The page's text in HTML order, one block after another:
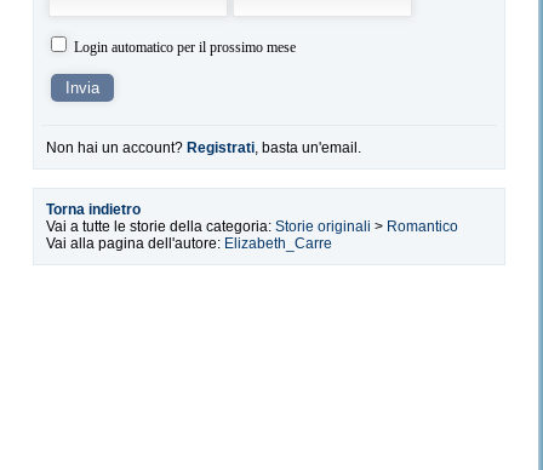
Login automatico per il prossimo mese
Non hai un account? Registrati, basta un'email.
Torna indietro
Vai a tutte le storie della categoria: Storie originali > Romantico
Vai alla pagina dell'autore: Elizabeth_Carre